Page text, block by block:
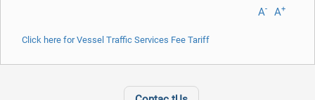
A+
A-
Click here for Vessel Traffic Services Fee Tariff